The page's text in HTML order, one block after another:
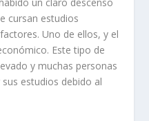
cursan estudios
Uno de ellos, y el
Este tipo de
y muchas personas
estudios debido al